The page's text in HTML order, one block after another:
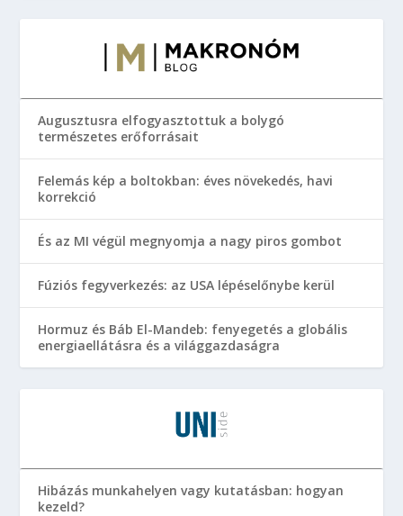
Augusztusra elfogyasztottuk a bolygó
természetes erőforrásait
Felemás kép a boltokban: éves növekedés, havi
korrekció
És az MI végül megnyomja a nagy piros gombot
Fúziós fegyverkezés: az USA lépéselőnybe kerül
Hormuz és Báb El-Mandeb: fenyegetés a globális
energiaellátásra és a világgazdaságra
Hibázás munkahelyen vagy kutatásban: hogyan
kezeld?